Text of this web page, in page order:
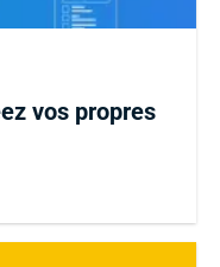
vos propres